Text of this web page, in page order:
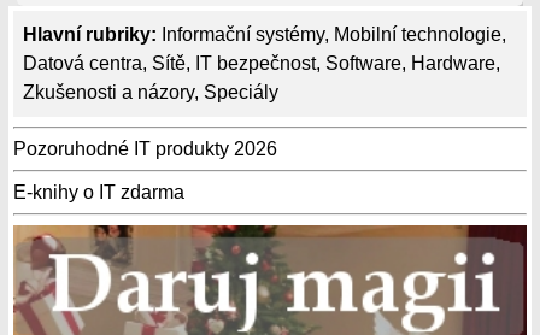
Hlavní rubriky: Informační systémy, Mobilní technologie,
Datová centra, Sítě, IT bezpečnost, Software, Hardware,
Zkušenosti a názory, Speciály
Pozoruhodné IT produkty 2026
E-knihy o IT zdarma